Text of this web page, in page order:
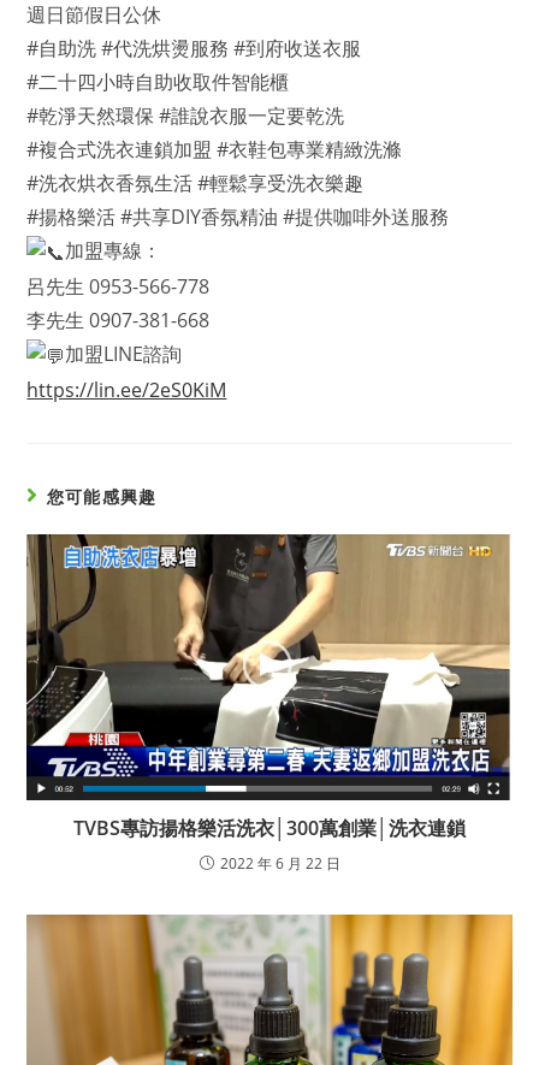
週日節假日公休
#自助洗 #代洗烘燙服務 #到府收送衣服
#二十四小時自助收取件智能櫃
#乾淨天然環保 #誰說衣服一定要乾洗
#複合式洗衣連鎖加盟 #衣鞋包專業精緻洗滌
#洗衣烘衣香氛生活 #輕鬆享受洗衣樂趣
#揚格樂活 #共享DIY香氛精油 #提供咖啡外送服務
加盟專線：
呂先生 0953-566-778
李先生 0907-381-668
加盟LINE諮詢
https://lin.ee/2eS0KiM
您可能感興趣
TVBS專訪揚格樂活洗衣│300萬創業│洗衣連鎖
2022 年 6 月 22 日